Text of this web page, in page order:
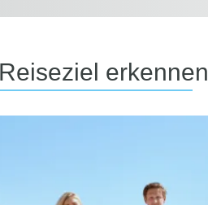
erkennen